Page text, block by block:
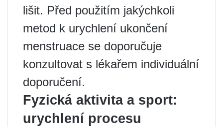
lišit. Před použitím jakýchkoli
metod k urychlení ukončení
menstruace se doporučuje
konzultovat s lékařem individuální
doporučení.
Fyzická aktivita a sport:
urychlení procesu